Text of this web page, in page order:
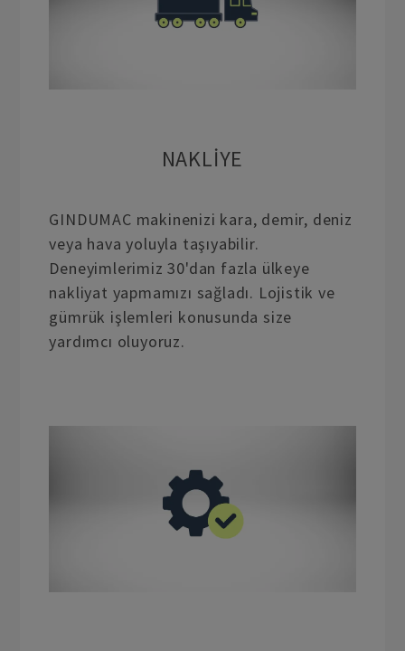
NAKLIYE
GINDUMAC makinenizi kara, demir, deniz
veya hava yoluyla taşıyabilir.
Deneyimlerimiz 30'dan fazla ülkeye
nakliyat yapmamızı sağladı. Lojistik ve
gümrük işlemleri konusunda size
yardımcı oluyoruz.